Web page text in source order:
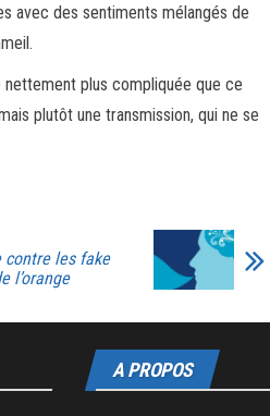
avec des sentiments mélangés de
plus compliquée que ce
plutôt une transmission, qui ne se
contre les fake
l’orange
A PROPOS